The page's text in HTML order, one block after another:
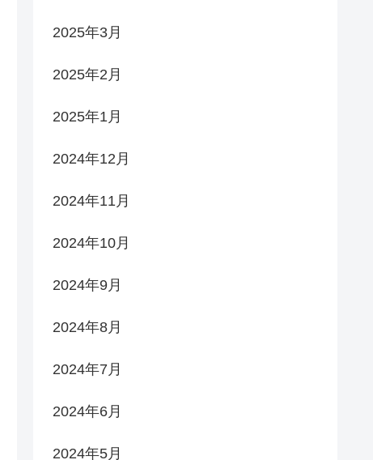
2025年3月
2025年2月
2025年1月
2024年12月
2024年11月
2024年10月
2024年9月
2024年8月
2024年7月
2024年6月
2024年5月